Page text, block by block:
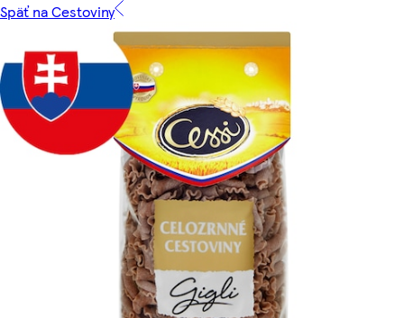
Späť na Cestoviny